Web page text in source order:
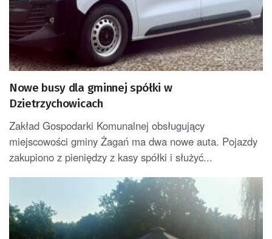
Nowe busy dla gminnej spółki w
Dzietrzychowicach
Zakład Gospodarki Komunalnej obsługujący
miejscowości gminy Żagań ma dwa nowe auta. Pojazdy
zakupiono z pieniędzy z kasy spółki i służyć...